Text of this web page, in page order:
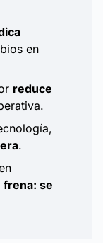
en
reduce
.
frena: se